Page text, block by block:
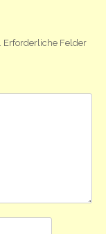
Erforderliche Felder